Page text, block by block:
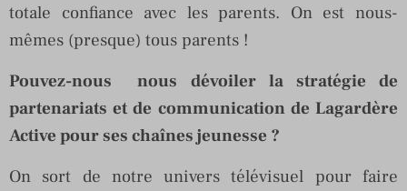
totale confiance avec les parents. On est nous-
mêmes (presque) tous parents !
Pouvez-nous nous dévoiler la stratégie de
partenariats et de communication de Lagardère
Active pour ses chaînes jeunesse ?
On sort de notre univers télévisuel pour faire